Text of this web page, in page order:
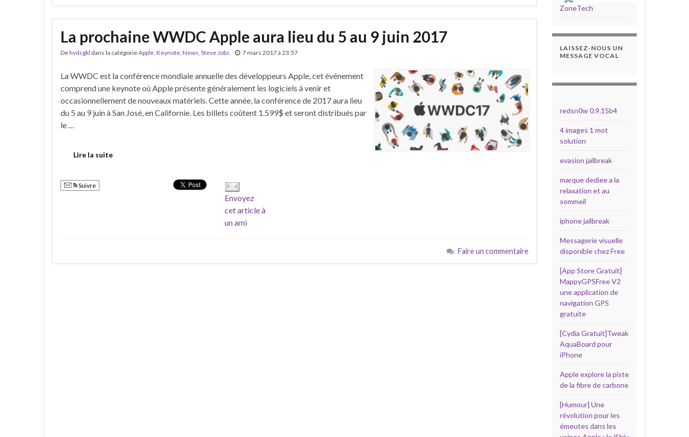
La prochaine WWDC Apple aura lieu du 5 au 9 juin 2017
Dehvdcgkl dans la catégorieApple, Keynote, News, Steve Jobs 7 mars 2017 à 23:57
La WWDC est la conférence mondiale annuelle des développeurs Apple, cet événement
comprend une keynote où Apple présente généralement les logiciels à venir et
occasionnellement de nouveaux matériels. Cette année, la conférence de 2017 aura lieu
du 5 au 9 juin à San José, en Californie. Les billets coûtent 1.599$ et seront distribués par
le …
Lire la suite
Suivre
Envoyez
cet article à
un ami
Faire un commentaire
ZoneTech
LAISSEZ-NOUS UN
MESSAGE VOCAL
redsn0w 0.9.15b4
4 images 1 mot
solution
evasion jailbreak
marque dediee a la
relaxation et au
sommeil
iphone jailbreak
Messagerie visuelle
disponible chez Free
[App Store Gratuit]
MappyGPSFree V2
une application de
navigation GPS
gratuite
[Cydia Gratuit]Tweak
AquaBoard pour
iPhone
Apple explore la piste
de la fibre de carbone
[Humour] Une
révolution pour les
émeutes dans les